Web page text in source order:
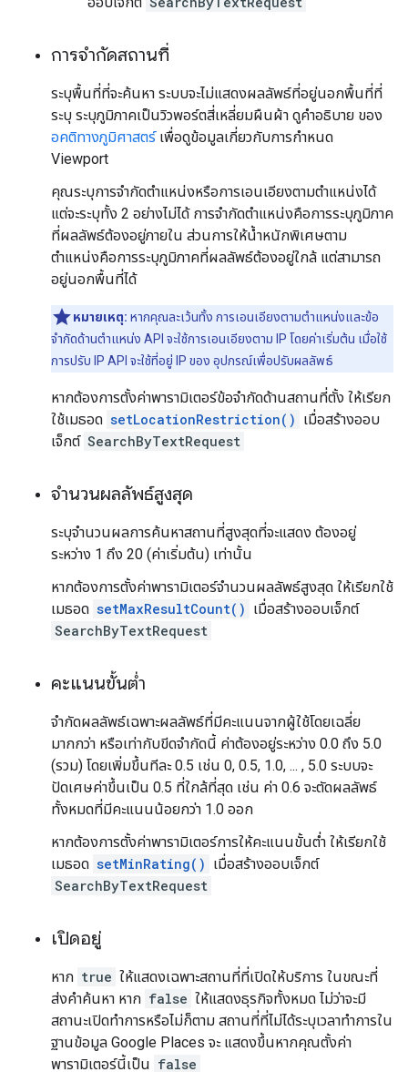
การจำกัดสถานที่
ระบุพื้นที่ที่จะค้นหา ระบบจะไม่แสดงผลลัพธ์ที่อยู่นอกพื้นที่ที่
ระบุ ระบุภูมิภาคเป็นวิวพอร์ตสี่เหลี่ยมผืนผ้า ดูคำอธิบาย ของ
อคติทางภูมิศาสตร์เพื่อดูข้อมูลเกี่ยวกับการกำหนด
Viewport
คุณระบุการจํากัดตําแหน่งหรือการเอนเอียงตามตําแหน่งได้
แต่จะระบุทั้ง 2 อย่างไม่ได้ การจำกัดตำแหน่งคือการระบุภูมิภาค
ที่ผลลัพธ์ต้องอยู่ภายใน ส่วนการให้น้ำหนักพิเศษตาม
ตำแหน่งคือการระบุภูมิภาคที่ผลลัพธ์ต้องอยู่ใกล้ แต่สามารถ
อยู่นอกพื้นที่ได้
หมายเหตุ: หากคุณละเว้นทั้ง การเอนเอียงตามตำแหน่งและข้อ
จำกัดด้านตำแหน่ง API จะใช้การเอนเอียงตาม IP โดยค่าเริ่มต้น เมื่อใช้
การปรับ IP API จะใช้ที่อยู่ IP ของ อุปกรณ์เพื่อปรับผลลัพธ์
หากต้องการตั้งค่าพารามิเตอร์ข้อจำกัดด้านสถานที่ตั้ง ให้เรียก
ใช้เมธอด setLocationRestriction() เมื่อสร้างออบ
เจ็กต์ SearchByTextRequest
จำนวนผลลัพธ์สูงสุด
ระบุจำนวนผลการค้นหาสถานที่สูงสุดที่จะแสดง ต้องอยู่
ระหว่าง 1 ถึง 20 (ค่าเริ่มต้น) เท่านั้น
หากต้องการตั้งค่าพารามิเตอร์จำนวนผลลัพธ์สูงสุด ให้เรียกใช้
เมธอด setMaxResultCount() เมื่อสร้างออบเจ็กต์
SearchByTextRequest
คะแนนขั้นต่ำ
จำกัดผลลัพธ์เฉพาะผลลัพธ์ที่มีคะแนนจากผู้ใช้โดยเฉลี่ย
มากกว่า หรือเท่ากับขีดจำกัดนี้ ค่าต้องอยู่ระหว่าง 0.0 ถึง 5.0
(รวม) โดยเพิ่มขึ้นทีละ 0.5 เช่น 0, 0.5, 1.0, ... , 5.0 ระบบจะ
ปัดเศษค่าขึ้นเป็น 0.5 ที่ใกล้ที่สุด เช่น ค่า 0.6 จะตัดผลลัพธ์
ทั้งหมดที่มีคะแนนน้อยกว่า 1.0 ออก
หากต้องการตั้งค่าพารามิเตอร์การให้คะแนนขั้นต่ำ ให้เรียกใช้
เมธอด setMinRating() เมื่อสร้างออบเจ็กต์
SearchByTextRequest
เปิดอยู่
หาก true ให้แสดงเฉพาะสถานที่ที่เปิดให้บริการ ในขณะที่
ส่งคำค้นหา หาก false ให้แสดงธุรกิจทั้งหมด ไม่ว่าจะมี
สถานะเปิดทำการหรือไม่ก็ตาม สถานที่ที่ไม่ได้ระบุเวลาทำการใน
ฐานข้อมูล Google Places จะ แสดงขึ้นหากคุณตั้งค่า
พารามิเตอร์นี้เป็น false